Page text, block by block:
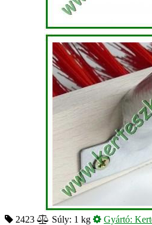
2423 Súly: 1 kg Gyártó: